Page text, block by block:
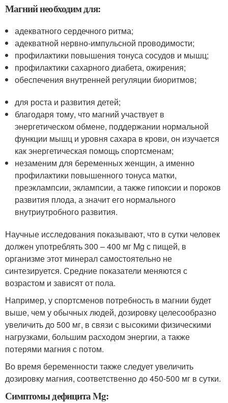
Магний необходим для:
адекватного сердечного ритма;
адекватной нервно-импульсной проводимости;
профилактики повышения тонуса сосудов и мышц;
профилактики сахарного диабета, ожирения;
обеспечения внутренней регуляции биоритмов;
для роста и развития детей;
благодаря тому, что магний участвует в
энергетическом обмене, поддержании нормальной
функции мышц и уровня сахара в крови, он изучается
как энергетическая помощь спортсменам;
незаменим для беременных женщин, а именно
профилактики повышенного тонуса матки,
преэклампсии, эклампсии, а также гипоксии и пороков
развития плода, а значит его нормального
внутриутробного развития.
Научные исследования показывают, что в сутки человек
должен употреблять 300 – 400 мг Mg с пищей, в
организме этот минерал самостоятельно не
синтезируется. Средние показатели меняются с
возрастом и зависят от пола.
Например, у спортсменов потребность в магнии будет
выше, чем у обычных людей, дозировку целесообразно
увеличить до 500 мг, в связи с высокими физическими
нагрузками, большим расходом энергии, а также
потерями магния с потом.
Во время беременности также следует увеличить
дозировку магния, соответственно до 450-500 мг в сутки.
Симптомы дефицита Mg: